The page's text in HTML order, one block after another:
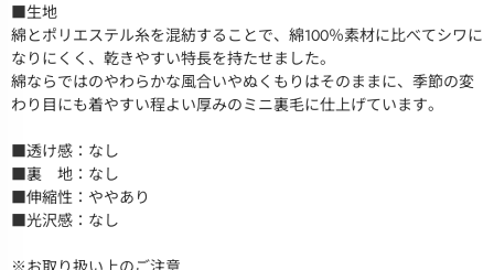
■生地
綿とポリエステル糸を混紡することで、綿100％素材に比べてシワに
なりにくく、乾きやすい特長を持たせました。
綿ならではのやわらかな風合いやぬくもりはそのままに、季節の変
わり目にも着やすい程よい厚みのミニ裏毛に仕上げています。
■透け感：なし
■裏 地：なし
■伸縮性：ややあり
■光沢感：なし